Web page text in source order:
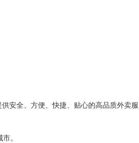
安全、方便、快捷、贴心的高品质外卖服
。